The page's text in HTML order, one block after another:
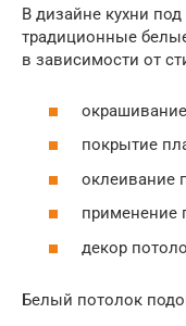
В дизайне кухни
традиционные
в зависимости от
покрытие
оклеивание
применение
декор
Белый потолок